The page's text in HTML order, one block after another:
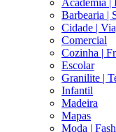
Academia |
Barbearia |
Cidade |
Comercial
Cozinha |
Escolar
Granilite |
Infantil
Madeira
Mapas
Moda |